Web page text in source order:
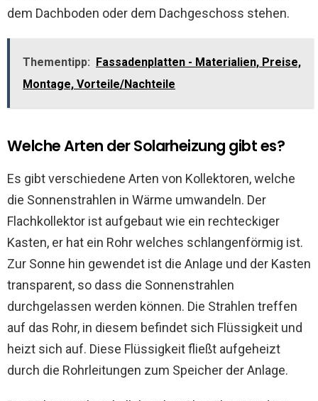
dem Dachboden oder dem Dachgeschoss stehen.
Thementipp: Fassadenplatten - Materialien, Preise,
Montage, Vorteile/Nachteile
Welche Arten der Solarheizung gibt es?
Es gibt verschiedene Arten von Kollektoren, welche
die Sonnenstrahlen in Wärme umwandeln. Der
Flachkollektor ist aufgebaut wie ein rechteckiger
Kasten, er hat ein Rohr welches schlangenförmig ist.
Zur Sonne hin gewendet ist die Anlage und der Kasten
transparent, so dass die Sonnenstrahlen
durchgelassen werden können. Die Strahlen treffen
auf das Rohr, in diesem befindet sich Flüssigkeit und
heizt sich auf. Diese Flüssigkeit fließt aufgeheizt
durch die Rohrleitungen zum Speicher der Anlage.